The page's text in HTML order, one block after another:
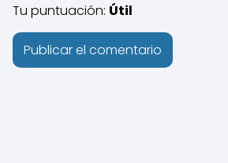
Tu puntuación: Útil